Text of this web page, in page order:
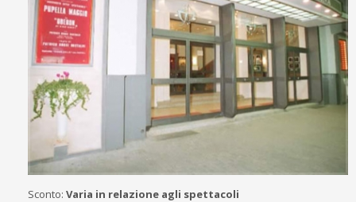
Sconto: Varia in relazione agli spettacoli